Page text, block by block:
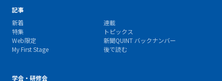
記事
新着
連載
特集
トピックス
Web限定
新聞QUINT バックナンバー
My First Stage
後で読む
学会・研修会